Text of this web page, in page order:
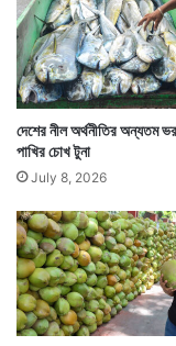
সাধারণ
সদুত্তর তেল
দেশের নীল অর্থনীতির অন্যতম
পাখির চোখ টুনা
July 8, 2026